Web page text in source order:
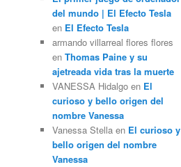
del mundo | El Efecto Tesla
en El Efecto Tesla
armando villarreal flores flores
en Thomas Paine y su
ajetreada vida tras la muerte
VANESSA Hidalgo en El
curioso y bello origen del
nombre Vanessa
Vanessa Stella en El curioso y
bello origen del nombre
Vanessa